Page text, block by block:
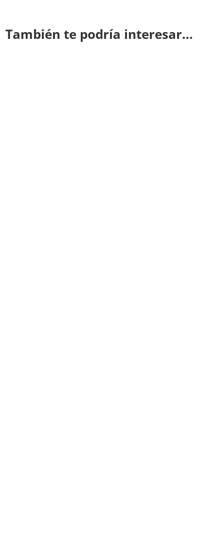
También te podría interesar…